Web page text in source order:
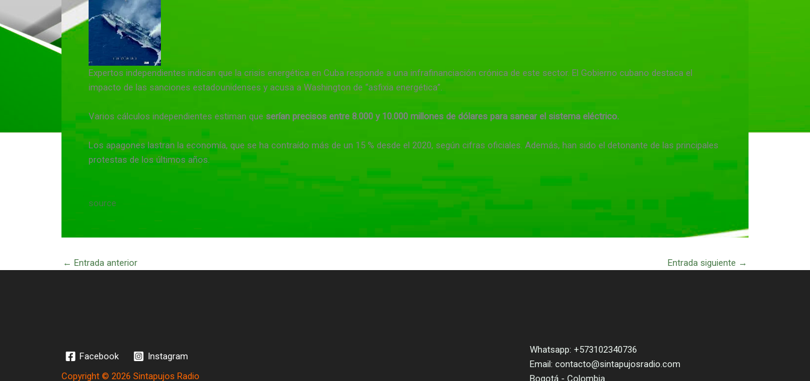
Expertos independientes indican que la crisis energética en Cuba responde a una infrafinanciación crónica de este sector. El Gobierno cubano destaca el
impacto de las sanciones estadounidenses y acusa a Washington de “asfixia energética”.
Varios cálculos independientes estiman que serían precisos entre 8.000 y 10.000 millones de dólares para sanear el sistema eléctrico.
Los apagones lastran la economía, que se ha contraído más de un 15 % desde el 2020, según cifras oficiales. Además, han sido el detonante de las principales
protestas de los últimos años.
source
← Entrada anterior Entrada siguiente →
Facebook
Instagram
Copyright © 2026 Sintapujos Radio
Whatsapp: +573102340736
Email: contacto@sintapujosradio.com
Bogotá - Colombia